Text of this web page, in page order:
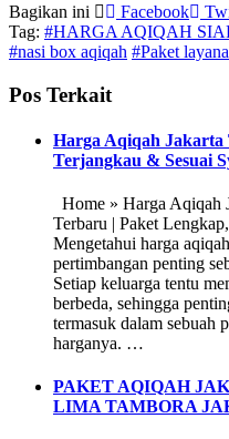
Bagikan ini
Facebook
Tag: #HARGA AQIQAH
#nasi box aqiqah #Paket
Pos Terkait
Harga Aqiqah Jakarta
Terjangkau & Sesuai
Home » Harga Aqiqah
Terbaru | Paket
Mengetahui harga
pertimbangan penting
Setiap keluarga tentu
berbeda, sehingga
termasuk dalam sebuah
harganya. …
PAKET AQIQAH
LIMA TAMBORA